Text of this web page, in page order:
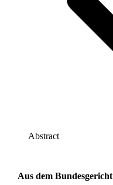
Abstract
Aus dem Bundesgericht